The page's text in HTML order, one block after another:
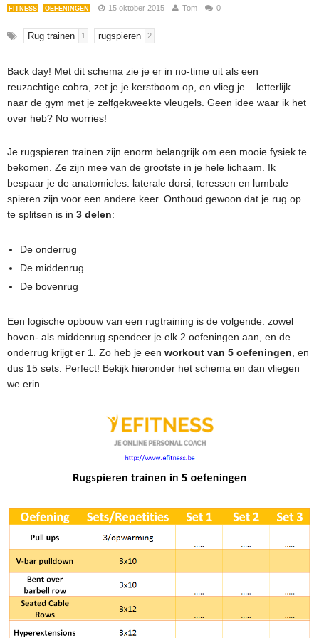
FITNESS OEFENINGEN 15 oktober 2015 Tom 0
Rug trainen 1 rugspieren 2
Back day! Met dit schema zie je er in no-time uit als een
reuzachtige cobra, zet je je kerstboom op, en vlieg je – letterlijk –
naar de gym met je zelfgekweekte vleugels. Geen idee waar ik het
over heb? No worries!
Je rugspieren trainen zijn enorm belangrijk om een mooie fysiek te
bekomen. Ze zijn mee van de grootste in je hele lichaam. Ik
bespaar je de anatomieles: laterale dorsi, teressen en lumbale
spieren zijn voor een andere keer. Onthoud gewoon dat je rug op
te splitsen is in 3 delen:
De onderrug
De middenrug
De bovenrug
Een logische opbouw van een rugtraining is de volgende: zowel
boven- als middenrug spendeer je elk 2 oefeningen aan, en de
onderrug krijgt er 1. Zo heb je een workout van 5 oefeningen , en
dus 15 sets. Perfect! Bekijk hieronder het schema en dan vliegen
we erin.